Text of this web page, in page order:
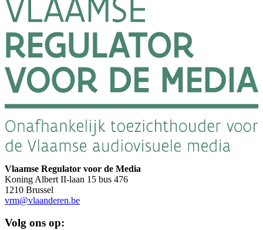
Vlaamse Regulator voor de Media
Koning Albert II-laan 15 bus 476
1210 Brussel
vrm@vlaanderen.be
Volg ons op: